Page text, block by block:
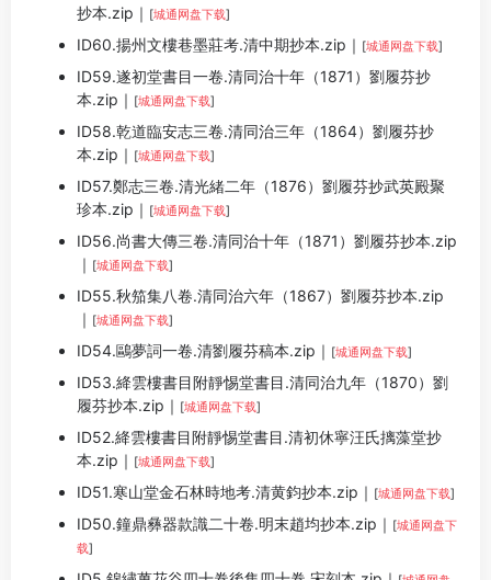
抄本.zip｜ [城通网盘下载]
ID60.揚州文樓巷墨莊考.清中期抄本.zip｜ [城通网盘下载]
ID59.遂初堂書目一卷.清同治十年（1871）劉履芬抄
本.zip｜ [城通网盘下载]
ID58.乾道臨安志三卷.清同治三年（1864）劉履芬抄
本.zip｜ [城通网盘下载]
ID57.鄭志三卷.清光緒二年（1876）劉履芬抄武英殿聚
珍本.zip｜ [城通网盘下载]
ID56.尚書大傳三卷.清同治十年（1871）劉履芬抄本.zip
｜ [城通网盘下载]
ID55.秋笳集八卷.清同治六年（1867）劉履芬抄本.zip
｜ [城通网盘下载]
ID54.鷗夢詞一卷.清劉履芬稿本.zip｜ [城通网盘下载]
ID53.絳雲樓書目附靜惕堂書目.清同治九年（1870）劉
履芬抄本.zip｜ [城通网盘下载]
ID52.絳雲樓書目附靜惕堂書目.清初休寧汪氏摛藻堂抄
本.zip｜ [城通网盘下载]
ID51.寒山堂金石林時地考.清黄鈞抄本.zip｜ [城通网盘下载]
ID50.鐘鼎彝器款識二十卷.明末趙均抄本.zip｜ [城通网盘下
载]